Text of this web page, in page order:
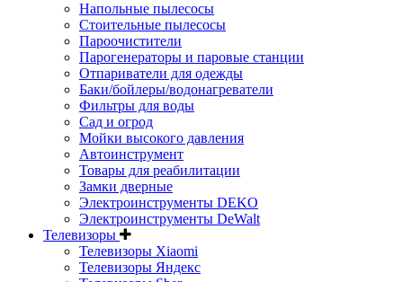
Напольные пылесосы
Стоительные пылесосы
Пароочистители
Парогенераторы и паровые станции
Отпариватели для одежды
Баки/бойлеры/водонагреватели
Фильтры для воды
Сад и огрод
Мойки высокого давления
Автоинструмент
Товары для реабилитации
Замки дверные
Электроинструменты DEKO
Электроинструменты DeWalt
Телевизоры
Телевизоры Xiaomi
Телевизоры Яндекс